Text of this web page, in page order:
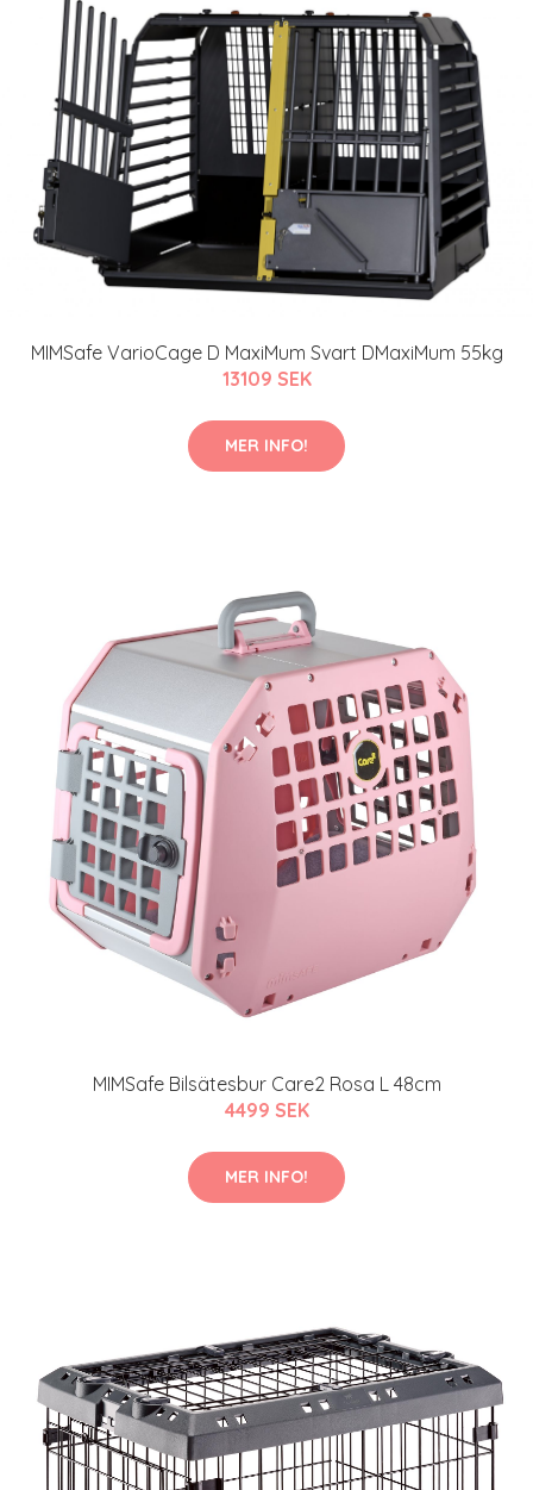
MIMSafe VarioCage D MaxiMum Svart DMaxiMum 55kg
13109 SEK
MER INFO!
MIMSafe Bilsätesbur Care2 Rosa L 48cm
4499 SEK
MER INFO!